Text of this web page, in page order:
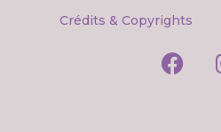
Crédits & Copyrights